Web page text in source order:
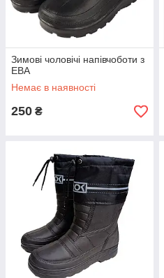
Зимові чоловічі напівчоботи з
ЕВА
Немає в наявності
250 ₴